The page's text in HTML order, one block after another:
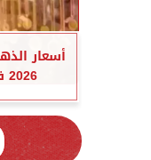
2026 في مصر.. كم يبلغ عيار...